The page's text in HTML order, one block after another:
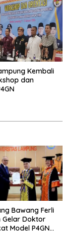
Kembali
dan
Bawang Ferli
Gelar Doktor
Model P4GN